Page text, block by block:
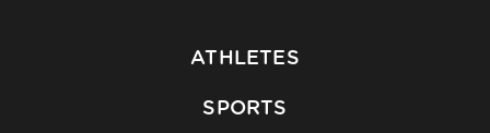
ATHLETES
SPORTS